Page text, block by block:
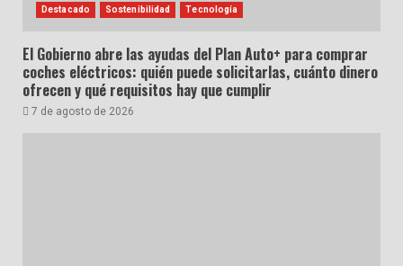
Destacado Sostenibilidad Tecnología
El Gobierno abre las ayudas del Plan Auto+ para comprar
coches eléctricos: quién puede solicitarlas, cuánto dinero
ofrecen y qué requisitos hay que cumplir
7 de agosto de 2026